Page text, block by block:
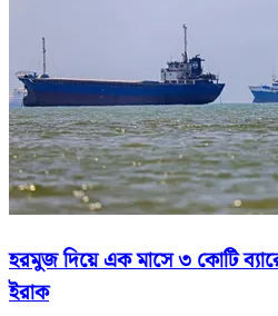
হরমুজ দিয়ে এক মাসে ৩ কোটি
ইরাক